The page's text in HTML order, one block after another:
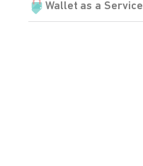
Wallet as a Service